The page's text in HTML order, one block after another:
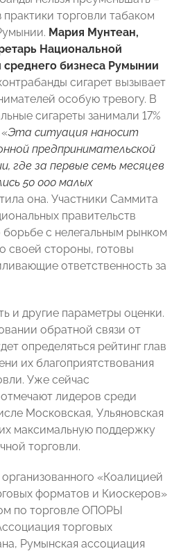
торговли табаком
Мария Мунтеан,
Национальной
бизнеса Румынии
сигарет вызывает
особую тревогу. В
сигареты занимали 17%
Эта ситуация наносит
предпринимательской
где за первые семь месяцев
50 000 малых
она. Участники Саммита
правительств
с нелегальным рынком
своей стороны, готовы
ответственность за
и другие параметры оценки.
обратной связи от
определяться рейтинг глав
их благоприятствования
Уже сейчас
лидеров среди
Московская, Ульяновская
максимальную поддержку
торговли.
«Коалицией
форматов и Киоскеров»
по торговле ОПОРЫ
торговых
Румынская ассоциация